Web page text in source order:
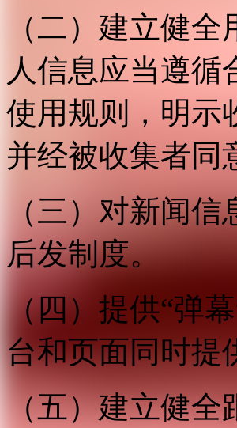
（二）建立健
人信息应当遵
使用规则，明示
并经被收集者同
（三）对新闻
后发制度。
（四）提供“弹
台和页面同时提
（五）建立健